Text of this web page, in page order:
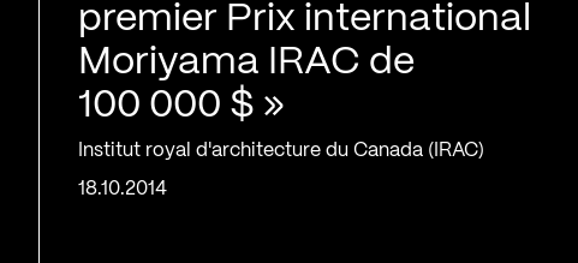
premier Prix international
Moriyama IRAC de
100 000 $ »
Institut royal d'architecture du Canada (IRAC)
18.10.2014